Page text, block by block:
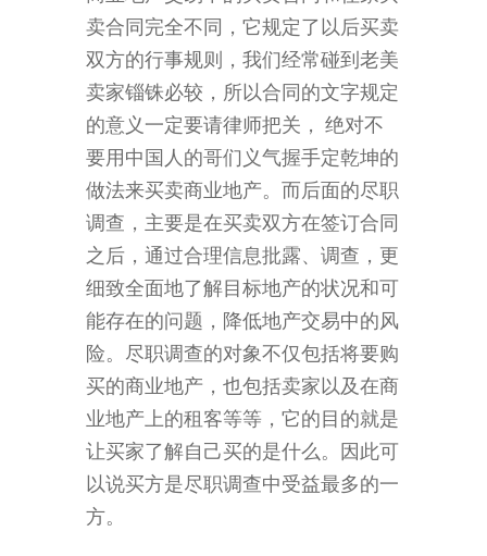
卖合同完全不同，它规定了以后买卖
双方的行事规则，我们经常碰到老美
卖家锱铢必较，所以合同的文字规定
的意义一定要请律师把关， 绝对不
要用中国人的哥们义气握手定乾坤的
做法来买卖商业地产。而后面的尽职
调查，主要是在买卖双方在签订合同
之后，通过合理信息批露、调查，更
细致全面地了解目标地产的状况和可
能存在的问题，降低地产交易中的风
险。尽职调查的对象不仅包括将要购
买的商业地产，也包括卖家以及在商
业地产上的租客等等，它的目的就是
让买家了解自己买的是什么。因此可
以说买方是尽职调查中受益最多的一
方。